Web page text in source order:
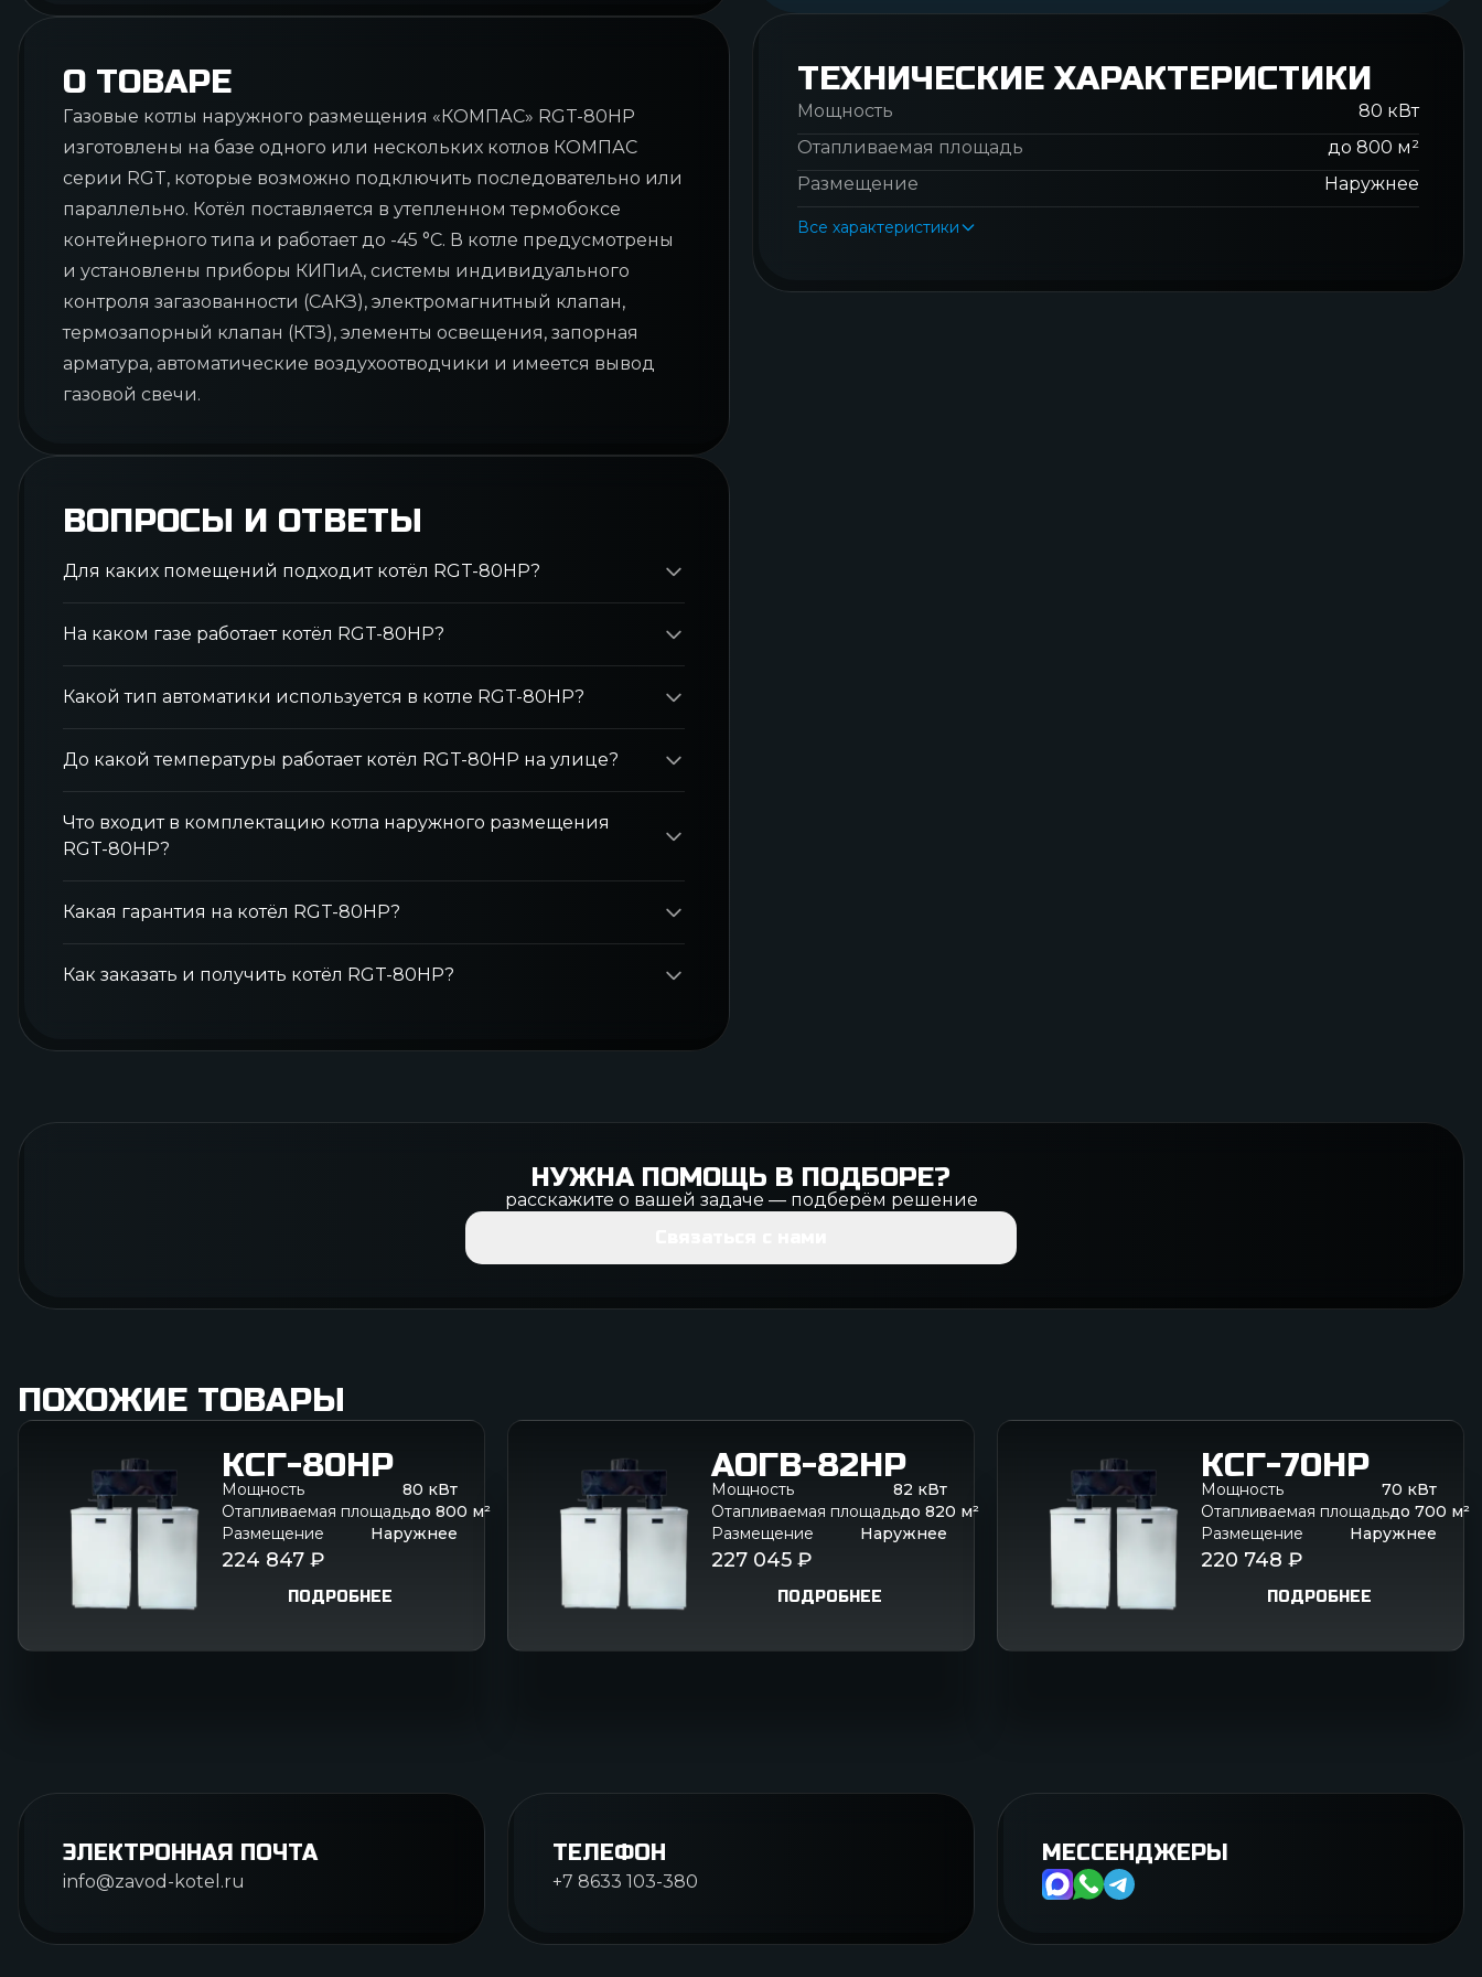
ТЕХНИЧЕСКИЕ ХАРАКТЕРИСТИКИ
Мощность 80 кВт
Отапливаемая площадь
до 800 м²
Размещение
Наружнее
Все характеристики
О ТОВАРЕ
Газовые котлы наружного размещения «КОМПАС» RGT-80НР
изготовлены на базе одного или нескольких котлов КОМПАС
серии RGT, которые возможно подключить последовательно или
параллельно. Котёл поставляется в утепленном термобоксе
контейнерного типа и работает до -45 °C. В котле предусмотрены
и установлены приборы КИПиА, системы индивидуального
контроля загазованности (САКЗ), электромагнитный клапан,
термозапорный клапан (КТЗ), элементы освещения, запорная
арматура, автоматические воздухоотводчики и имеется вывод
газовой свечи.
ВОПРОСЫ И ОТВЕТЫ
Для каких помещений подходит котёл RGT-80НР?
На каком газе работает котёл RGT-80НР?
Какой тип автоматики используется в котле RGT-80НР?
До какой температуры работает котёл RGT-80НР на улице?
Что входит в комплектацию котла наружного размещения
RGT-80НР?
Какая гарантия на котёл RGT-80НР?
Как заказать и получить котёл RGT-80НР?
НУЖНА ПОМОЩЬ В ПОДБОРЕ?
расскажите о вашей задаче — подберём решение
ПОХОЖИЕ ТОВАРЫ
КСГ-80НР
Мощность 80 кВт
Отапливаемая площадьдо 800 м²
Размещение
Наружнее
224 847 ₽
ПОДРОБНЕЕ
АОГВ-82НР
Мощность 82 кВт
Отапливаемая площадьдо 820 м²
Размещение
Наружнее
227 045 ₽
ПОДРОБНЕЕ
КСГ-70НР
Мощность 70 кВт
Отапливаемая площадьдо 700 м²
Размещение
Наружнее
220 748 ₽
ПОДРОБНЕЕ
ЭЛЕКТРОННАЯ ПОЧТА
info@zavod-kotel.ru
ТЕЛЕФОН
+7 8633 103-380
МЕССЕНДЖЕРЫ